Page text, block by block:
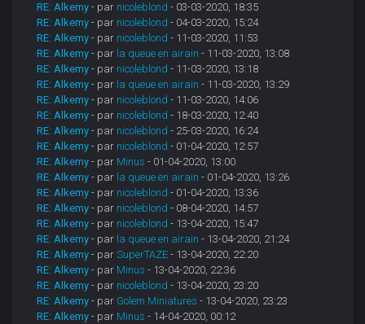
RE: Alkemy - par nicoleblond - 03-03-2020, 18:35
RE: Alkemy - par nicoleblond - 04-03-2020, 15:24
RE: Alkemy - par nicoleblond - 11-03-2020, 11:53
RE: Alkemy - par la queue en airain - 11-03-2020, 13:08
RE: Alkemy - par nicoleblond - 11-03-2020, 13:18
RE: Alkemy - par la queue en airain - 11-03-2020, 13:29
RE: Alkemy - par nicoleblond - 11-03-2020, 14:06
RE: Alkemy - par nicoleblond - 18-03-2020, 12:40
RE: Alkemy - par nicoleblond - 25-03-2020, 16:24
RE: Alkemy - par nicoleblond - 01-04-2020, 12:57
RE: Alkemy - par Minus - 01-04-2020, 13:00
RE: Alkemy - par la queue en airain - 01-04-2020, 13:26
RE: Alkemy - par nicoleblond - 01-04-2020, 13:36
RE: Alkemy - par nicoleblond - 08-04-2020, 14:57
RE: Alkemy - par nicoleblond - 13-04-2020, 15:47
RE: Alkemy - par la queue en airain - 13-04-2020, 21:24
RE: Alkemy - parSuperTAZE - 13-04-2020, 22:20
RE: Alkemy - par Minus - 13-04-2020, 22:36
RE: Alkemy - par nicoleblond - 13-04-2020, 23:20
RE: Alkemy - par Golem Miniatures - 13-04-2020, 23:23
RE: Alkemy - par Minus - 14-04-2020, 00:12